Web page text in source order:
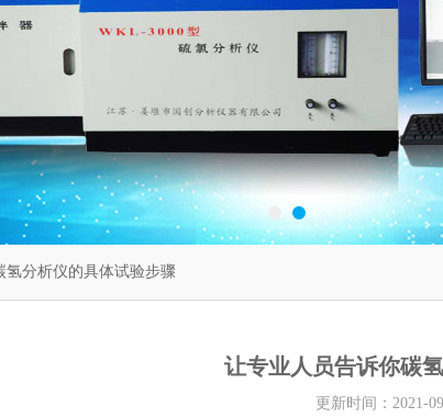
氢分析仪的具体试验步骤
让专业人员告诉你碳
更新时间：2021-